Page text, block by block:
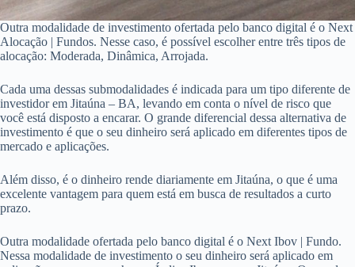
Outra modalidade de investimento ofertada pelo banco digital é o Next
Alocação | Fundos. Nesse caso, é possível escolher entre três tipos de
alocação: Moderada, Dinâmica, Arrojada.
Cada uma dessas submodalidades é indicada para um tipo diferente de
investidor em Jitaúna – BA, levando em conta o nível de risco que
você está disposto a encarar. O grande diferencial dessa alternativa de
investimento é que o seu dinheiro será aplicado em diferentes tipos de
mercado e aplicações.
Além disso, é o dinheiro rende diariamente em Jitaúna, o que é uma
excelente vantagem para quem está em busca de resultados a curto
prazo.
Outra modalidade ofertada pelo banco digital é o Next Ibov | Fundo.
Nessa modalidade de investimento o seu dinheiro será aplicado em